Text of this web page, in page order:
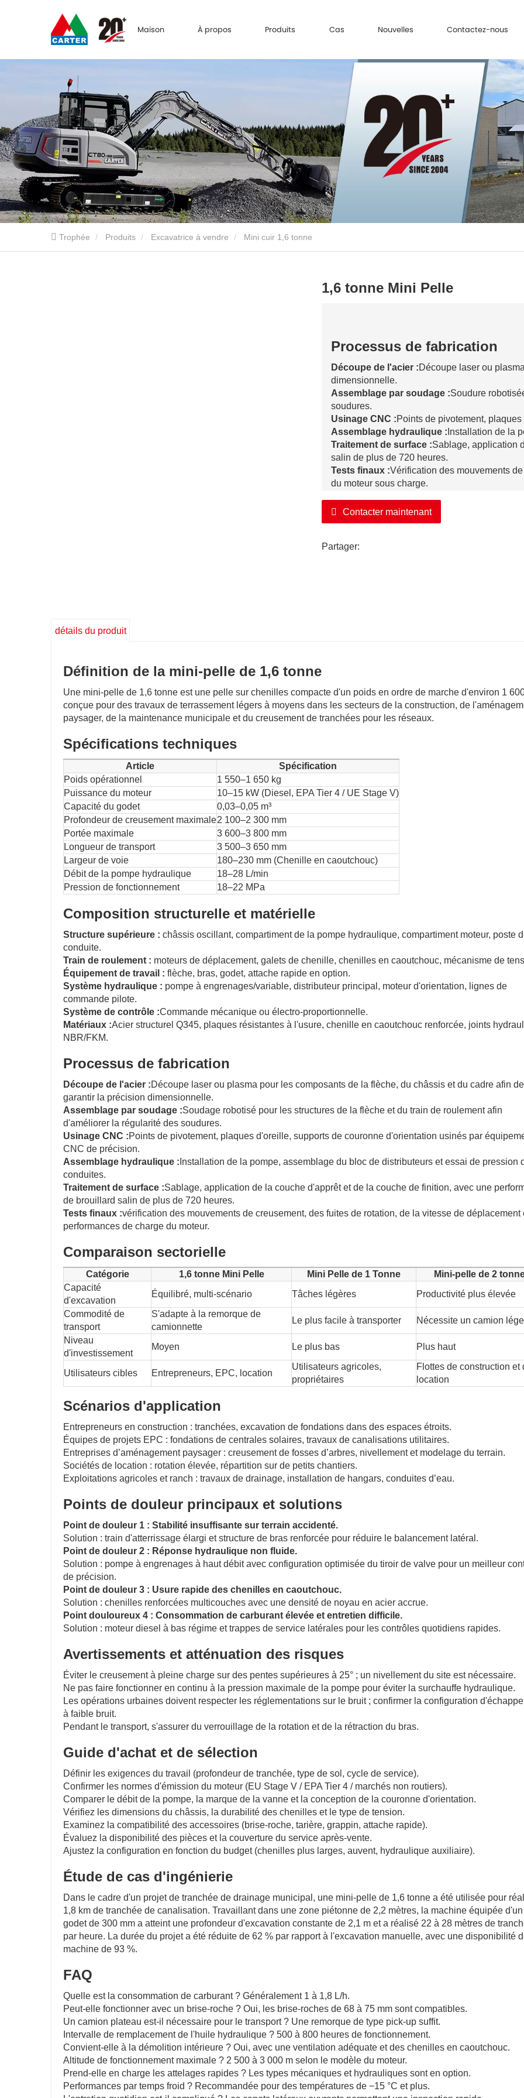
Maison À propos Produits Cas Nouvelles Contactez-nous
Trophée Produits Excavatrice à vendre Mini cuir 1,6 tonne
1,6 tonne Mini Pelle
Processus de fabrication
Découpe de l'acier :Découpe laser ou
dimensionnelle.
Assemblage par soudage :Soudure
soudures.
Usinage CNC :Points de pivotement,
Assemblage hydraulique : Installation de la
Traitement de surface :Sablage, application
salin de plus de 720 heures.
Tests finaux :Vérification des mouvements
du moteur sous charge.
Contacter maintenant
Partager:
détails du produit
Définition de la mini-pelle de 1,6 tonne
Une mini-pelle de 1,6 tonne est une pelle sur chenilles compacte d'un poids en ordre de marche d'environ 1
conçue pour des travaux de terrassement légers à moyens dans les secteurs de la construction, de
paysager, de la maintenance municipale et du creusement de tranchées pour les réseaux.
Spécifications techniques
Article
Spécification
Poids opérationnel
1 550–1 650 kg
Puissance du moteur
10–15 kW (Diesel, EPA Tier 4 / UE Stage V)
Capacité du godet
0,03–0,05 m³
Profondeur de creusement maximale2 100–2 300 mm
Portée maximale
3 600–3 800 mm
Longueur de transport
3 500–3 650 mm
Largeur de voie
180–230 mm (Chenille en caoutchouc)
Débit de la pompe hydraulique
18–28 L/min
Pression de fonctionnement
18–22 MPa
Composition structurelle et matérielle
Structure supérieure : châssis oscillant, compartiment de la pompe hydraulique, compartiment moteur, poste
conduite.
Train de roulement : moteurs de déplacement, galets de chenille, chenilles en caoutchouc, mécanisme de
Équipement de travail : flèche, bras, godet, attache rapide en option.
Système hydraulique : pompe à engrenages/variable, distributeur principal, moteur d'orientation, lignes de
commande pilote.
Système de contrôle :Commande mécanique ou électro-proportionnelle.
Matériaux :Acier structurel Q345, plaques résistantes à l'usure, chenille en caoutchouc renforcée, joints
NBR/FKM.
Processus de fabrication
Découpe de l'acier :Découpe laser ou plasma pour les composants de la flèche, du châssis et du cadre afin de
garantir la précision dimensionnelle.
Assemblage par soudage :Soudage robotisé pour les structures de la flèche et du train de roulement afin
d'améliorer la régularité des soudures.
Usinage CNC :Points de pivotement, plaques d'oreille, supports de couronne d'orientation usinés par
CNC de précision.
Assemblage hydraulique : Installation de la pompe, assemblage du bloc de distributeurs et essai de pression
conduites.
Traitement de surface :Sablage, application de la couche d'apprêt et de la couche de finition, avec une
de brouillard salin de plus de 720 heures.
Tests finaux :vérification des mouvements de creusement, des fuites de rotation, de la vitesse de déplacement
performances de charge du moteur.
Comparaison sectorielle
Catégorie 1,6 tonne Mini Pelle Mini Pelle de 1 Tonne
Mini-pelle de 2
Capacité
d'excavation
Équilibré, multi-scénario Tâches légères
Productivité plus élevée
Commodité de
transport
S'adapte à la remorque de
camionnette
Le plus facile à transporter
Nécessite un camion
Niveau
d'investissement
Moyen Le plus bas Plus haut
Utilisateurs cibles Entrepreneurs, EPC, location
Utilisateurs agricoles,
propriétaires
Flottes de construction et
location
Scénarios d'application
Entrepreneurs en construction : tranchées, excavation de fondations dans des espaces étroits.
Équipes de projets EPC : fondations de centrales solaires, travaux de canalisations utilitaires.
Entreprises d’aménagement paysager : creusement de fosses d’arbres, nivellement et modelage du terrain.
Sociétés de location : rotation élevée, répartition sur de petits chantiers.
Exploitations agricoles et ranch : travaux de drainage, installation de hangars, conduites d’eau.
Points de douleur principaux et solutions
Point de douleur 1 : Stabilité insuffisante sur terrain accidenté.
Solution : train d'atterrissage élargi et structure de bras renforcée pour réduire le balancement latéral.
Point de douleur 2 : Réponse hydraulique non fluide.
Solution : pompe à engrenages à haut débit avec configuration optimisée du tiroir de valve pour un meilleur
de précision.
Point de douleur 3 : Usure rapide des chenilles en caoutchouc.
Solution : chenilles renforcées multicouches avec une densité de noyau en acier accrue.
Point douloureux 4 : Consommation de carburant élevée et entretien difficile.
Solution : moteur diesel à bas régime et trappes de service latérales pour les contrôles quotidiens rapides.
Avertissements et atténuation des risques
Éviter le creusement à pleine charge sur des pentes supérieures à 25° ; un nivellement du site est nécessaire.
Ne pas faire fonctionner en continu à la pression maximale de la pompe pour éviter la surchauffe hydraulique.
Les opérations urbaines doivent respecter les réglementations sur le bruit ; confirmer la configuration
à faible bruit.
Pendant le transport, s'assurer du verrouillage de la rotation et de la rétraction du bras.
Guide d'achat et de sélection
Définir les exigences du travail (profondeur de tranchée, type de sol, cycle de service).
Confirmer les normes d'émission du moteur (EU Stage V / EPA Tier 4 / marchés non routiers).
Comparer le débit de la pompe, la marque de la vanne et la conception de la couronne d'orientation.
Vérifiez les dimensions du châssis, la durabilité des chenilles et le type de tension.
Examinez la compatibilité des accessoires (brise-roche, tarière, grappin, attache rapide).
Évaluez la disponibilité des pièces et la couverture du service après-vente.
Ajustez la configuration en fonction du budget (chenilles plus larges, auvent, hydraulique auxiliaire).
Étude de cas d'ingénierie
Dans le cadre d'un projet de tranchée de drainage municipal, une mini-pelle de 1,6 tonne a été utilisée pour
1,8 km de tranchée de canalisation. Travaillant dans une zone piétonne de 2,2 mètres, la machine équipée d'un
godet de 300 mm a atteint une profondeur d'excavation constante de 2,1 m et a réalisé 22 à 28 mètres de
par heure. La durée du projet a été réduite de 62 % par rapport à l'excavation manuelle, avec une disponibilité
machine de 93 %.
FAQ
Quelle est la consommation de carburant ? Généralement 1 à 1,8 L/h.
Peut-elle fonctionner avec un brise-roche ? Oui, les brise-roches de 68 à 75 mm sont compatibles.
Un camion plateau est-il nécessaire pour le transport ? Une remorque de type pick-up suffit.
Intervalle de remplacement de l'huile hydraulique ? 500 à 800 heures de fonctionnement.
Convient-elle à la démolition intérieure ? Oui, avec une ventilation adéquate et des chenilles en caoutchouc.
Altitude de fonctionnement maximale ? 2 500 à 3 000 m selon le modèle du moteur.
Prend-elle en charge les attelages rapides ? Les types mécaniques et hydrauliques sont en option.
Performances par temps froid ? Recommandée pour des températures de −15 °C et plus.